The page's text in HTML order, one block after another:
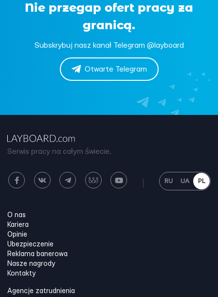
Nie przegap ofert pracy za
granicą.
Subskrybuj nasz kanał Telegram @layboard
Otwarte Telegram
Serwis pracy na całym świecie.
RU UA PL
O nas
Kariera
Opinie
Ubezpieczenie
Reklama banerowa
Nasze nagrody
Kontakty
Agencje zatrudnienia